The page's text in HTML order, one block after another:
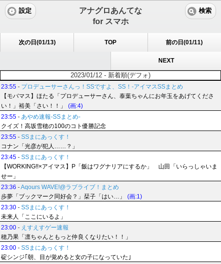
アナグロあんてな
for スマホ
設定 検索
次の日(01/13) TOP 前の日(01/11)
NEXT
2023/01/12 - 新着順(デフォ)
23:55 - プロデューサーさんっ！SSですよ、SS！-アイマスSSまとめ
【モバマス】ほたる「プロデューサーさん、泰葉ちゃんにお年玉をあげてくださ
い！」裕美「さい！！」
(画:4)
23:55 - あやめ速報-SSまとめ-
クイズ！高坂雪穂の100のコト優勝記念
23:55 - SSまにあっくす！
コナン「光彦が犯人……？」
23:45 - SSまにあっくす！
【WORKING!!×アイマス】P「飯はワグナリアにするか」 山田「いらっしゃいま
せー」
23:36 -Aqours WAVE!@ラブライブ！まとめ
歩夢「ブックマーク同好会？」栞子「はい…」
(画:1)
23:30 - SSまにあっくす！
未来人「ここにいるよ」
23:00 - えすえすゲー速報
穂乃果「凛ちゃんともっと仲良くなりたい！！」
23:00 - SSまにあっくす！
碇シンジ｢朝、目が覚めると女の子になっていた｣